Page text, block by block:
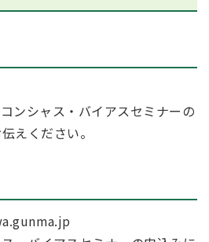
ンシャス・バイアスセミナーの
えください。